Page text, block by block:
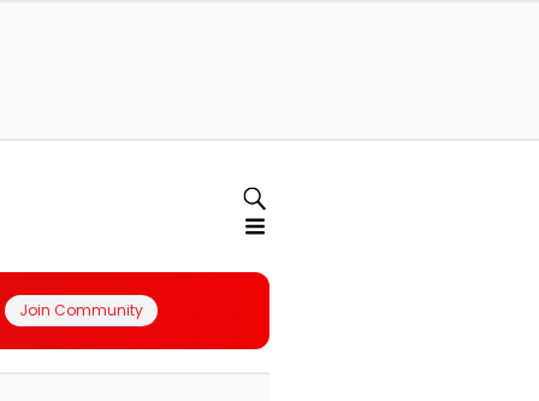
Join Community